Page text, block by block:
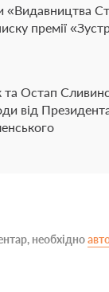
«Видавництва
премії
та Остап
від
необхідно